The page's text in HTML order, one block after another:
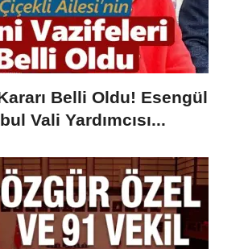
Belli Oldu! Esengül
Vali Yardımcısı...